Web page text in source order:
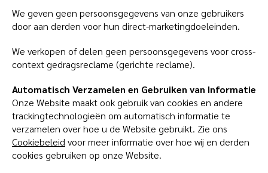
We geven geen persoonsgegevens van onze gebruikers
door aan derden voor hun direct-marketingdoeleinden.
We verkopen of delen geen persoonsgegevens voor cross-
context gedragsreclame (gerichte reclame).
Automatisch Verzamelen en Gebruiken van Informatie
Onze Website maakt ook gebruik van cookies en andere
trackingtechnologieën om automatisch informatie te
verzamelen over hoe u de Website gebruikt. Zie ons
Cookiebeleid voor meer informatie over hoe wij en derden
cookies gebruiken op onze Website.